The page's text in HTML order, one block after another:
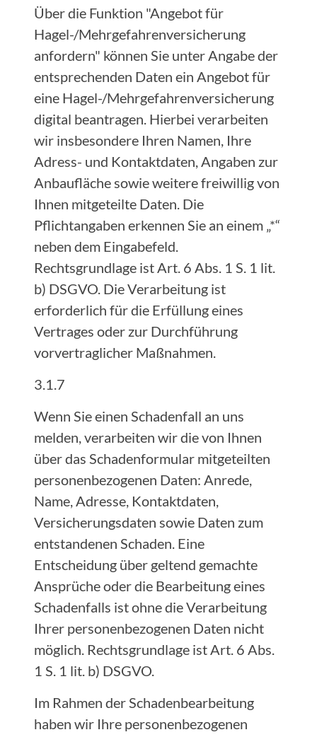
Über die Funktion "Angebot für
Hagel-/Mehrgefahrenversicherung
anfordern" können Sie unter Angabe der
entsprechenden Daten ein Angebot für
eine Hagel-/Mehrgefahrenversicherung
digital beantragen. Hierbei verarbeiten
wir insbesondere Ihren Namen, Ihre
Adress- und Kontaktdaten, Angaben zur
Anbaufläche sowie weitere freiwillig von
Ihnen mitgeteilte Daten. Die
Pflichtangaben erkennen Sie an einem „*“
neben dem Eingabefeld.
Rechtsgrundlage ist Art. 6 Abs. 1 S. 1 lit.
b) DSGVO. Die Verarbeitung ist
erforderlich für die Erfüllung eines
Vertrages oder zur Durchführung
vorvertraglicher Maßnahmen.
3.1.7
Wenn Sie einen Schadenfall an uns
melden, verarbeiten wir die von Ihnen
über das Schadenformular mitgeteilten
personenbezogenen Daten: Anrede,
Name, Adresse, Kontaktdaten,
Versicherungsdaten sowie Daten zum
entstandenen Schaden. Eine
Entscheidung über geltend gemachte
Ansprüche oder die Bearbeitung eines
Schadenfalls ist ohne die Verarbeitung
Ihrer personenbezogenen Daten nicht
möglich. Rechtsgrundlage ist Art. 6 Abs.
1 S. 1 lit. b) DSGVO.
Im Rahmen der Schadenbearbeitung
haben wir Ihre personenbezogenen